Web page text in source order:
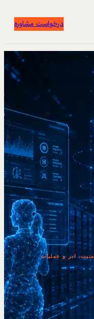
درخواست مشاوره